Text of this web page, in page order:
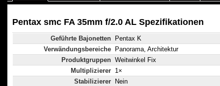
Pentax smc FA 35mm f/2.0 AL Spezifikationen
Geführte Bajonetten
Pentax K
Verwändungsbereiche
Panorama, Architektur
Produktgruppen Weitwinkel Fix
Multiplizierer 1×
Stabilizierer
Nein